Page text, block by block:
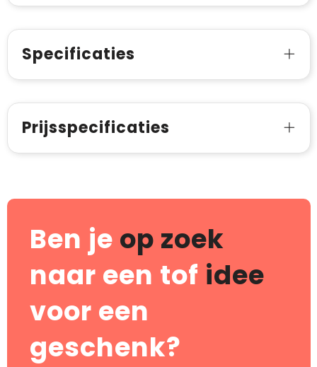
Specificaties
Prijsspecificaties
Ben je op zoek
naar een tof idee
voor een
geschenk?